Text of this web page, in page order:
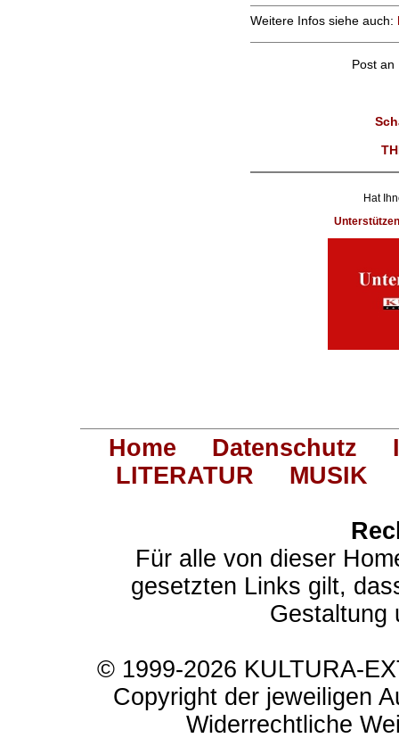
Weitere Infos siehe auch:
Post an
Hat
Home Datenschutz
LITERATUR
MUSIK
Für alle von dieser
gesetzten Links gilt,
Gestaltung
© 1999-2026 KULTURA-
Copyright der jeweiligen
Widerrechtliche